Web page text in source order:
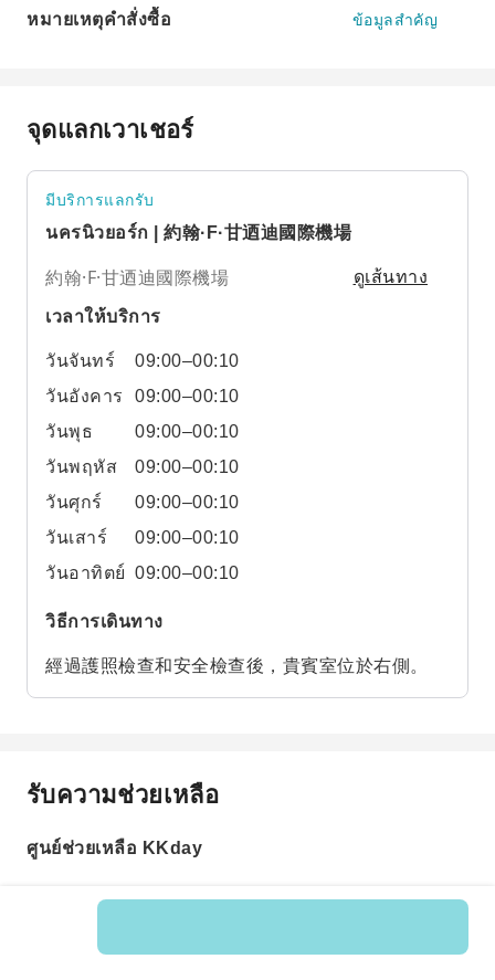
หมายเหตุคำสั่งซื้อ ข้อมูลสำคัญ
จุดแลกเวาเชอร์
มีบริการแลกรับ
นครนิวยอร์ก | 約翰·F·甘迺迪國際機場
約翰·F·甘迺迪國際機場 ดูเส้นทาง
เวลาให้บริการ
วันจันทร์
09:00–00:10
วันอังคาร
09:00–00:10
วันพุธ
09:00–00:10
วันพฤหัส
09:00–00:10
วันศุกร์
09:00–00:10
วันเสาร์
09:00–00:10
วันอาทิตย์ 09:00–00:10
วิธีการเดินทาง
經過護照檢查和安全檢查後，貴賓室位於右側。
รับความช่วยเหลือ
ศูนย์ช่วยเหลือ KKday
รหัสสินค้า: 597575